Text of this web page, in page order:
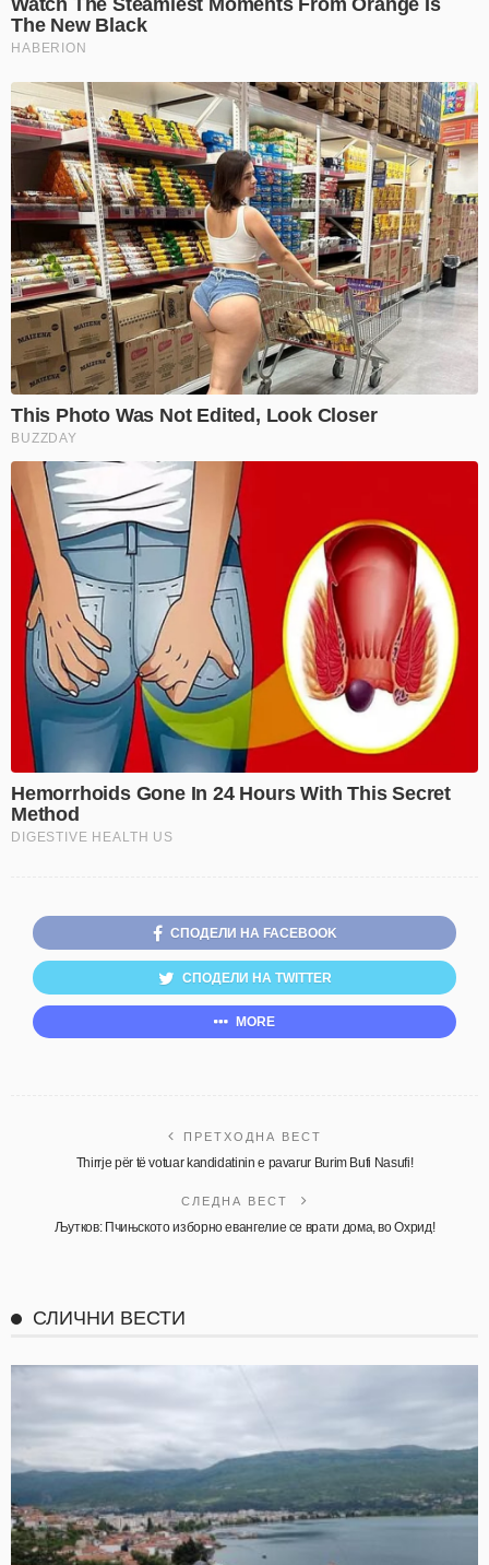
СПОДЕЛИ НА FACEBOOK
СПОДЕЛИ НА TWITTER
MORE
ПРЕТХОДНА ВЕСТ
Thirrje për të votuar kandidatinin e pavarur Burim Bufi Nasufi!
СЛЕДНА ВЕСТ
Љутков: Пчињското изборно евангелие се врати дома, во Охрид!
СЛИЧНИ ВЕСТИ